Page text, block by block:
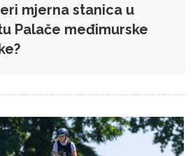
mjerna stanica u
Palače međimurske